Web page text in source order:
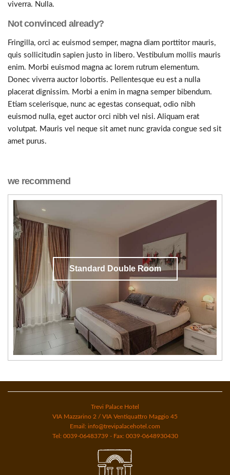
viverra. Nulla.
Not convinced already?
Fringilla, orci ac euismod semper, magna diam porttitor mauris,
quis sollicitudin sapien justo in libero. Vestibulum mollis mauris
enim. Morbi euismod magna ac lorem rutrum elementum.
Donec viverra auctor lobortis. Pellentesque eu est a nulla
placerat dignissim. Morbi a enim in magna semper bibendum.
Etiam scelerisque, nunc ac egestas consequat, odio nibh
euismod nulla, eget auctor orci nibh vel nisi. Aliquam erat
volutpat. Mauris vel neque sit amet nunc gravida congue sed sit
amet purus.
we recommend
Standard Double Room
Trevi Palace Hotel
VIA Mazzarino 2 / VIA Ventiquattro Maggio 45
Email: info@trevipalacehotel.com
Tel: 0039-06483739 - Fax: 0039-0648930430